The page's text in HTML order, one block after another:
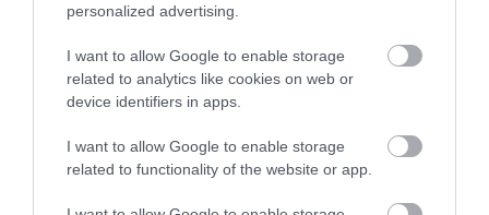
personalized advertising.
I want to allow Google to enable storage
related to analytics like cookies on web or
device identifiers in apps.
I want to allow Google to enable storage
related to functionality of the website or app.
Foto: Shutterstock
arheologice în biserică, daractuala renovare a adus
noutăți și în acest domeniu.În timpul săpăturii în
sanctuarul secundar nordic au fost găsite capela